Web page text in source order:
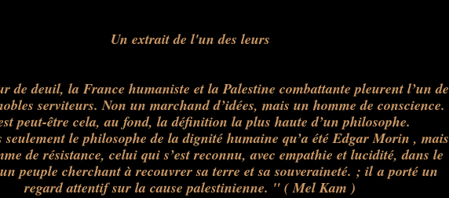
Un extrait de l'un des leurs
de deuil, la France humaniste et la Palestine combattante pleurent l’un de
serviteurs. Non un marchand d’idées, mais un homme de conscience.
peut-être cela, au fond, la définition la plus haute d’un philosophe.
seulement le philosophe de la dignité humaine qu’a été Edgar Morin , mais
de résistance, celui qui s’est reconnu, avec empathie et lucidité, dans le
peuple cherchant à recouvrer sa terre et sa souveraineté. ; il a porté un
regard attentif sur la cause palestinienne. " ( Mel Kam )